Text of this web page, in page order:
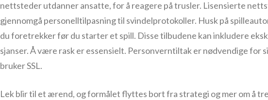
nettsteder utdanner ansatte, for å reagere på trusler. Lisensierte
gjennomgå personelltilpasning til svindelprotokoller. Husk på
du foretrekker før du starter et spill. Disse tilbudene kan inkludere
sjanser. Å være rask er essensielt. Personverntiltak er nødvendige for
bruker SSL.
Lek blir til et ærend, og formålet flyttes bort fra strategi og mer om å